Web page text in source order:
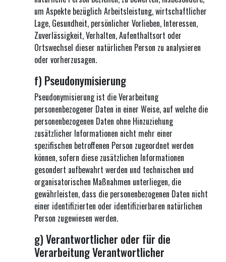
um Aspekte bezüglich Arbeitsleistung, wirtschaftlicher
Lage, Gesundheit, persönlicher Vorlieben, Interessen,
Zuverlässigkeit, Verhalten, Aufenthaltsort oder
Ortswechsel dieser natürlichen Person zu analysieren
oder vorherzusagen.
f) Pseudonymisierung
Pseudonymisierung ist die Verarbeitung
personenbezogener Daten in einer Weise, auf welche die
personenbezogenen Daten ohne Hinzuziehung
zusätzlicher Informationen nicht mehr einer
spezifischen betroffenen Person zugeordnet werden
können, sofern diese zusätzlichen Informationen
gesondert aufbewahrt werden und technischen und
organisatorischen Maßnahmen unterliegen, die
gewährleisten, dass die personenbezogenen Daten nicht
einer identifizierten oder identifizierbaren natürlichen
Person zugewiesen werden.
g) Verantwortlicher oder für die
Verarbeitung Verantwortlicher